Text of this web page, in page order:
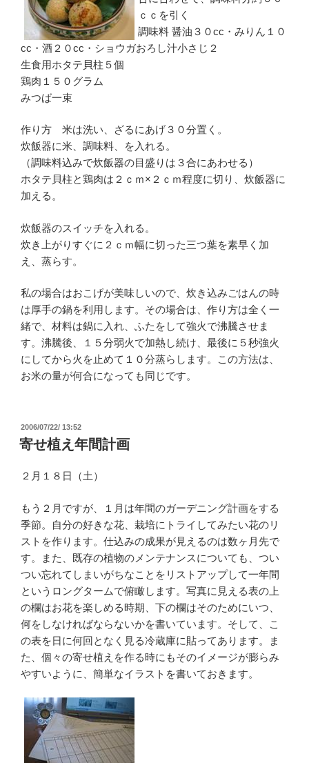
ｃｃを引く
調味料 醤油３０cc・みりん１０
cc・酒２０cc・ショウガおろし汁小さじ２
生食用ホタテ貝柱５個
鶏肉１５０グラム
みつば一束
作り方 米は洗い、ざるにあげ３０分置く。
炊飯器に米、調味料、を入れる。
（調味料込みで炊飯器の目盛りは３合にあわせる）
ホタテ貝柱と鶏肉は２ｃｍ×２ｃｍ程度に切り、炊飯器に
加える。
炊飯器のスイッチを入れる。
炊き上がりすぐに２ｃｍ幅に切った三つ葉を素早く加
え、蒸らす。
私の場合はおこげが美味しいので、炊き込みごはんの時
は厚手の鍋を利用します。その場合は、作り方は全く一
緒で、材料は鍋に入れ、ふたをして強火で沸騰させま
す。沸騰後、１５分弱火で加熱し続け、最後に５秒強火
にしてから火を止めて１０分蒸らします。この方法は、
お米の量が何合になっても同じです。
投
稿
日:
2006/07/22/ 13:52
寄せ植え年間計画
２月１８日（土）
もう２月ですが、１月は年間のガーデニング計画をする
季節。自分の好きな花、栽培にトライしてみたい花のリ
ストを作ります。仕込みの成果が見えるのは数ヶ月先で
す。また、既存の植物のメンテナンスについても、つい
つい忘れてしまいがちなことをリストアップして一年間
というロングタームで俯瞰します。写真に見える表の上
の欄はお花を楽しめる時期、下の欄はそのためにいつ、
何をしなければならないかを書いています。そして、こ
の表を日に何回となく見る冷蔵庫に貼ってあります。ま
た、個々の寄せ植えを作る時にもそのイメージが膨らみ
やすいように、簡単なイラストを書いておきます。